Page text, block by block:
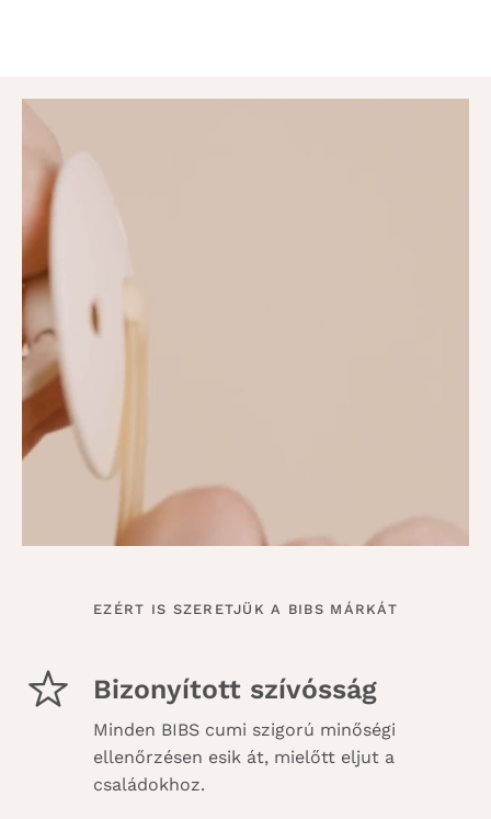
EZÉRT IS SZERETJÜK A BIBS MÁRKÁT
Bizonyított szívósság
Minden BIBS cumi szigorú minőségi
ellenőrzésen esik át, mielőtt eljut a
családokhoz.